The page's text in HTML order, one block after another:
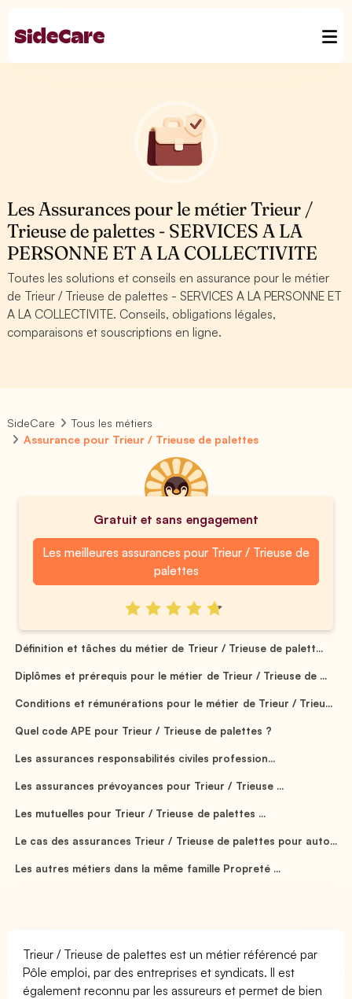
Les Assurances pour le métier Trieur /
Trieuse de palettes - SERVICES A LA
PERSONNE ET A LA COLLECTIVITE
Toutes les solutions et conseils en assurance pour le métier
de Trieur / Trieuse de palettes - SERVICES A LA PERSONNE ET
A LA COLLECTIVITE. Conseils, obligations légales,
comparaisons et souscriptions en ligne.
SideCare
Tous les métiers
Assurance pour Trieur / Trieuse de palettes
Gratuit et sans engagement
Les meilleures assurances pour Trieur / Trieuse de
palettes
Définition et tâches du métier de Trieur / Trieuse de palett...
Diplômes et prérequis pour le métier de Trieur / Trieuse de ...
Conditions et rémunérations pour le métier de Trieur / Trieu...
Quel code APE pour Trieur / Trieuse de palettes ?
Les assurances responsabilités civiles profession...
Les assurances prévoyances pour Trieur / Trieuse ...
Les mutuelles pour Trieur / Trieuse de palettes ...
Le cas des assurances Trieur / Trieuse de palettes pour auto...
Les autres métiers dans la même famille Propreté ...
Trieur / Trieuse de palettes est un métier référencé par
Pôle emploi, par des entreprises et syndicats. Il est
également reconnu par les assureurs et permet de bien